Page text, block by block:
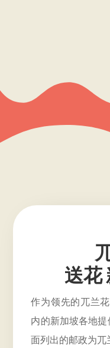
送花
作为领先的兀兰
内的新加坡各地
面列出的邮政为兀